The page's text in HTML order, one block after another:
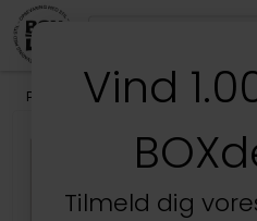
Produkter /Entréen/
Vind
Tilmeld dig